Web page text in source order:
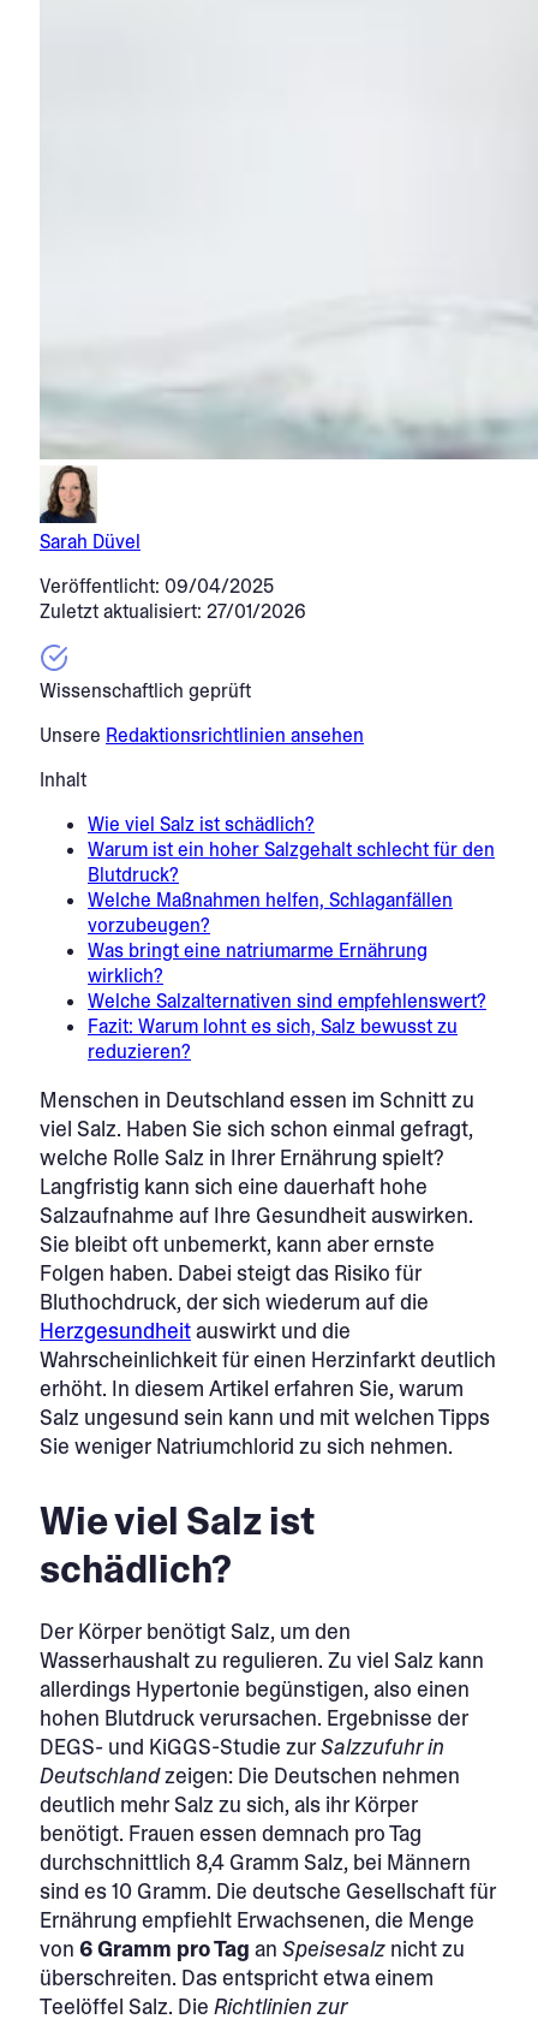
Sarah Düvel
Veröffentlicht: 09/04/2025
Zuletzt aktualisiert: 27/01/2026
Wissenschaftlich geprüft
Unsere Redaktionsrichtlinien ansehen
Inhalt
Wie viel Salz ist schädlich?
Warum ist ein hoher Salzgehalt schlecht für den
Blutdruck?
Welche Maßnahmen helfen, Schlaganfällen
vorzubeugen?
Was bringt eine natriumarme Ernährung
wirklich?
Welche Salzalternativen sind empfehlenswert?
Fazit: Warum lohnt es sich, Salz bewusst zu
reduzieren?
Menschen in Deutschland essen im Schnitt zu
viel Salz. Haben Sie sich schon einmal gefragt,
welche Rolle Salz in Ihrer Ernährung spielt?
Langfristig kann sich eine dauerhaft hohe
Salzaufnahme auf Ihre Gesundheit auswirken.
Sie bleibt oft unbemerkt, kann aber ernste
Folgen haben. Dabei steigt das Risiko für
Bluthochdruck, der sich wiederum auf die
Herzgesundheitauswirkt und die
Wahrscheinlichkeit für einen Herzinfarkt deutlich
erhöht. In diesem Artikel erfahren Sie, warum
Salz ungesund sein kann und mit welchen Tipps
Sie weniger Natriumchlorid zu sich nehmen.
Wie viel Salz ist
schädlich?
Der Körper benötigt Salz, um den
Wasserhaushalt zu regulieren. Zu viel Salz kann
allerdings Hypertonie begünstigen, also einen
hohen Blutdruck verursachen. Ergebnisse der
DEGS- und KiGGS-Studie zurSalzzufuhr in
Deutschlandzeigen: Die Deutschen nehmen
deutlich mehr Salz zu sich, als ihr Körper
benötigt. Frauen essen demnach pro Tag
durchschnittlich 8,4 Gramm Salz, bei Männern
sind es 10 Gramm. Die deutsche Gesellschaft für
Ernährung empfiehlt Erwachsenen, die Menge
von 6 Gramm pro Tag an Speisesalz nicht zu
überschreiten. Das entspricht etwa einem
Teelöffel Salz. Die Richtlinien zur